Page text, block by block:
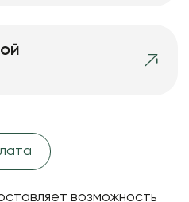
возможность